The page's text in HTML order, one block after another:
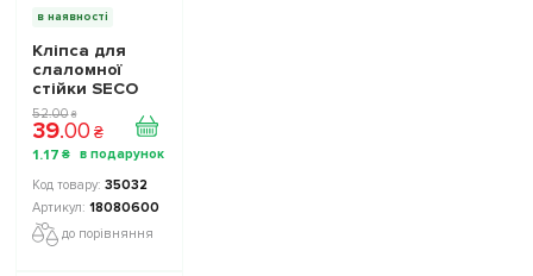
в наявності
Кліпса для
слаломної
стійки SECO
колір: жовтий
52.00 ₴
39.00 ₴
1.17 ₴
35032
18080600
до порівняння